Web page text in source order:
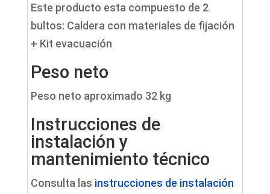
Este producto esta compuesto de 2
bultos: Caldera con materiales de fijación
+ Kit evacuación
Peso neto
Peso neto aproximado 32 kg
Instrucciones de
instalación y
mantenimiento técnico
Consulta las instrucciones de instalación